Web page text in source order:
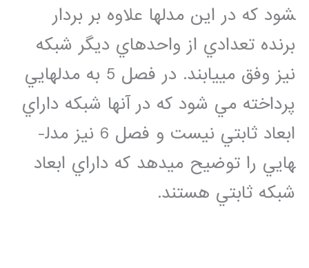
شود كه در اين مدل­ها علاوه بر بردار
برنده تعدادي از واحدهاي ديگر شبكه
نيز وفق مي­يابند. در فصل 5 به مدل­هايي
پرداخته مي شود كه در آنها شبكه داراي
ابعاد ثابتي نيست و فصل 6 نيز مدل­
هايي را توضيح مي­دهد كه داراي ابعاد
شبكه ثابتي هستند.